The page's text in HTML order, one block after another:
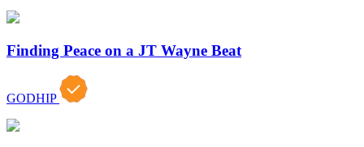
Finding Peace on a JT Wayne Beat
GODHIP